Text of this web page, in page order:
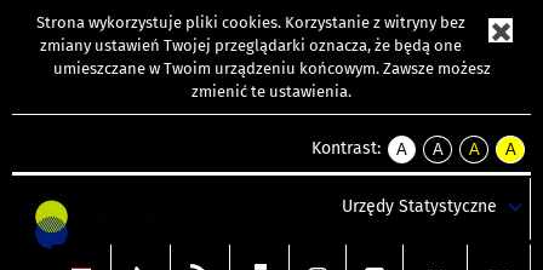
Strona wykorzystuje pliki cookies. Korzystanie z witryny bez
zmiany ustawień Twojej przeglądarki oznacza, że będą one
umieszczane w Twoim urządzeniu końcowym. Zawsze możesz
zmienić te ustawienia.
Kontrast:
A
kontrast
A
kontrast
tekst
czarnym
A
kontrast
tekst
czarnym
A
tekst
żółtym
Urzędy Statystyczne